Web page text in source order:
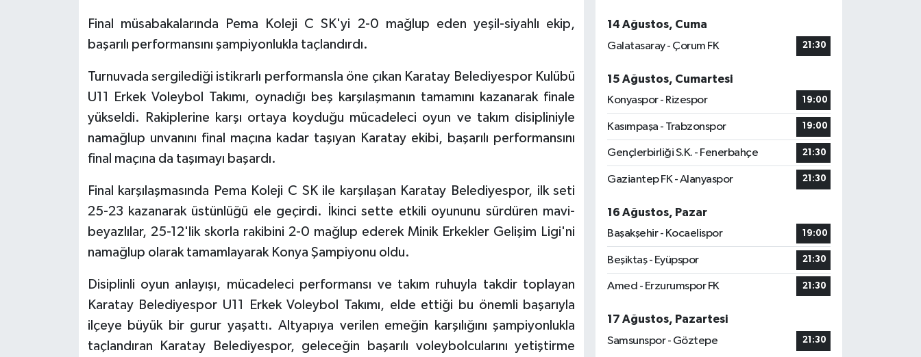
Final müsabakalarında Pema Koleji C SK'yi 2-0 mağlup eden yeşil-siyahlı ekip,
başarılı performansını şampiyonlukla taçlandırdı.
Turnuvada sergilediği istikrarlı performansla öne çıkan Karatay Belediyespor Kulübü
U11 Erkek Voleybol Takımı, oynadığı beş karşılaşmanın tamamını kazanarak finale
yükseldi. Rakiplerine karşı ortaya koyduğu mücadeleci oyun ve takım disipliniyle
namağlup unvanını final maçına kadar taşıyan Karatay ekibi, başarılı performansını
final maçına da taşımayı başardı.
Final karşılaşmasında Pema Koleji C SK ile karşılaşan Karatay Belediyespor, ilk seti
25-23 kazanarak üstünlüğü ele geçirdi. İkinci sette etkili oyununu sürdüren mavi-
beyazlılar, 25-12'lik skorla rakibini 2-0 mağlup ederek Minik Erkekler Gelişim Ligi'ni
namağlup olarak tamamlayarak Konya Şampiyonu oldu.
Disiplinli oyun anlayışı, mücadeleci performansı ve takım ruhuyla takdir toplayan
Karatay Belediyespor U11 Erkek Voleybol Takımı, elde ettiği bu önemli başarıyla
ilçeye büyük bir gurur yaşattı. Altyapıya verilen emeğin karşılığını şampiyonlukla
taçlandıran Karatay Belediyespor, geleceğin başarılı voleybolcularını yetiştirme
14 Ağustos, Cuma
Galatasaray - Çorum FK
21:30
15 Ağustos, Cumartesi
Konyaspor - Rizespor
19:00
Kasımpaşa - Trabzonspor 19:00
Gençlerbirliği S.K. - Fenerbahçe 21:30
Gaziantep FK - Alanyaspor 21:30
16 Ağustos, Pazar
Başakşehir - Kocaelispor
19:00
Beşiktaş - Eyüpspor 21:30
Amed - Erzurumspor FK 21:30
17 Ağustos, Pazartesi
Samsunspor - Göztepe
21:30